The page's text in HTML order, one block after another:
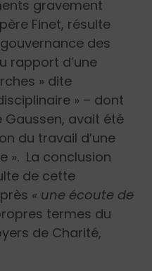
gravement
Finet, résulte
des
rapport d’une
» dite
» – dont
Gaussen, avait été
du travail d’une
». La conclusion
de cette
« une écoute de
termes du
de Charité,